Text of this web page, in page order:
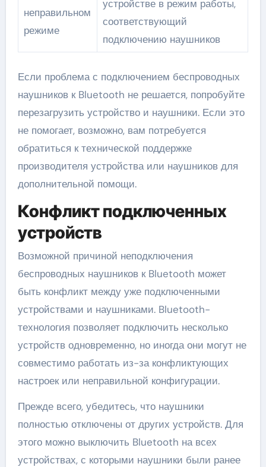
неправильном
режиме
устройстве в режим работы,
соответствующий
подключению наушников
Если проблема с подключением беспроводных
наушников к Bluetooth не решается, попробуйте
перезагрузить устройство и наушники. Если это
не помогает, возможно, вам потребуется
обратиться к технической поддержке
производителя устройства или наушников для
дополнительной помощи.
Конфликт подключенных
устройств
Возможной причиной неподключения
беспроводных наушников к Bluetooth может
быть конфликт между уже подключенными
устройствами и наушниками. Bluetooth-
технология позволяет подключить несколько
устройств одновременно, но иногда они могут не
совместимо работать из-за конфликтующих
настроек или неправильной конфигурации.
Прежде всего, убедитесь, что наушники
полностью отключены от других устройств. Для
этого можно выключить Bluetooth на всех
устройствах, с которыми наушники были ранее